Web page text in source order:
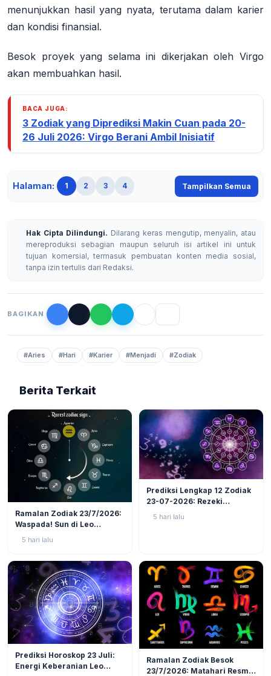
menunjukkan hasil yang nyata, terutama dalam karier
dan kondisi finansial.
Besok proyek yang selama ini dikerjakan oleh Virgo
akan membuahkan hasil.
BACA JUGA:
3 Zodiak yang Diprediksi Makin Cuan pada 20-
26 Juli 2026: Virgo Berani Ambil Inisiatif
Halaman: 1 2 3 4 Tampilkan Semua
Hak Cipta Dilindungi. Dilarang keras mengutip, menyalin, atau
mereproduksi sebagian maupun seluruh isi artikel ini untuk
tujuan komersial, termasuk pembuatan konten media sosial,
tanpa izin tertulis dari Redaksi.
BAGIKAN
#Aries #Hari #Karier #Menjadi #Zodiak
Berita Terkait
Ramalan Zodiak 23/7/2026:
Waspada! Sun di Leo
Kuadrat Bulan di Scorpio, 4
5 hari lalu
Prediksi Lengkap 12 Zodiak
23-07-2026: Rezeki
5 hari lalu
Prediksi Horoskop 23 Juli:
Energi Keberanian Leo
Ramalan Zodiak Besok
23/7/2026: Matahari Resmi